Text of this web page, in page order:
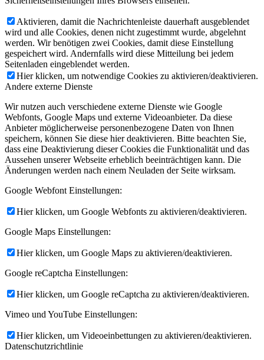
Aktivieren, damit die Nachrichtenleiste dauerhaft ausgeblendet
wird und alle Cookies, denen nicht zugestimmt wurde, abgelehnt
werden. Wir benötigen zwei Cookies, damit diese Einstellung
gespeichert wird. Andernfalls wird diese Mitteilung bei jedem
Seitenladen eingeblendet werden.
Hier klicken, um notwendige Cookies zu aktivieren/deaktivieren.
Andere externe Dienste
Wir nutzen auch verschiedene externe Dienste wie Google
Webfonts, Google Maps und externe Videoanbieter. Da diese
Anbieter möglicherweise personenbezogene Daten von Ihnen
speichern, können Sie diese hier deaktivieren. Bitte beachten Sie,
dass eine Deaktivierung dieser Cookies die Funktionalität und das
Aussehen unserer Webseite erheblich beeinträchtigen kann. Die
Änderungen werden nach einem Neuladen der Seite wirksam.
Google Webfont Einstellungen:
Hier klicken, um Google Webfonts zu aktivieren/deaktivieren.
Google Maps Einstellungen:
Hier klicken, um Google Maps zu aktivieren/deaktivieren.
Google reCaptcha Einstellungen:
Hier klicken, um Google reCaptcha zu aktivieren/deaktivieren.
Vimeo und YouTube Einstellungen:
Hier klicken, um Videoeinbettungen zu aktivieren/deaktivieren.
Datenschutzrichtlinie